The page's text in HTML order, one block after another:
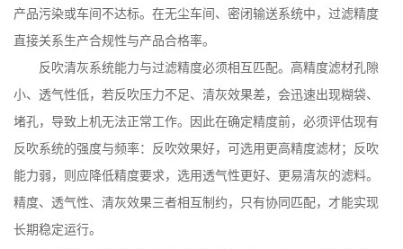
产品污染或车间不达标。在无尘车间、密闭输送系统中，过滤精度
直接关系生产合规性与产品合格率。
反吹清灰系统能力与过滤精度必须相互匹配。高精度滤材孔隙
小、透气性低，若反吹压力不足、清灰效果差，会迅速出现糊袋、
堵孔，导致上机无法正常工作。因此在确定精度前，必须评估现有
反吹系统的强度与频率：反吹效果好，可选用更高精度滤材；反吹
能力弱，则应降低精度要求，选用透气性更好、更易清灰的滤料。
精度、透气性、清灰效果三者相互制约，只有协同匹配，才能实现
长期稳定运行。